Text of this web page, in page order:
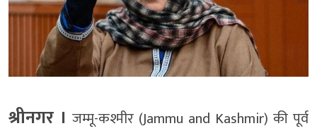
श्रीनगर । जम्मू-कश्मीर (Jammu and Kashmir) की पूर्व